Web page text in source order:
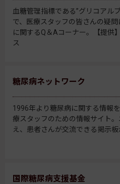
血糖管理指標である”グリコアル
で、医療スタッフの皆さんの疑
に関するQ＆Aコーナー。【提供
ス
糖尿病ネットワーク
1996年より糖尿病に関する情報
療スタッフのための情報サイト
え、患者さんが交流できる掲示板
国際糖尿病支援基金